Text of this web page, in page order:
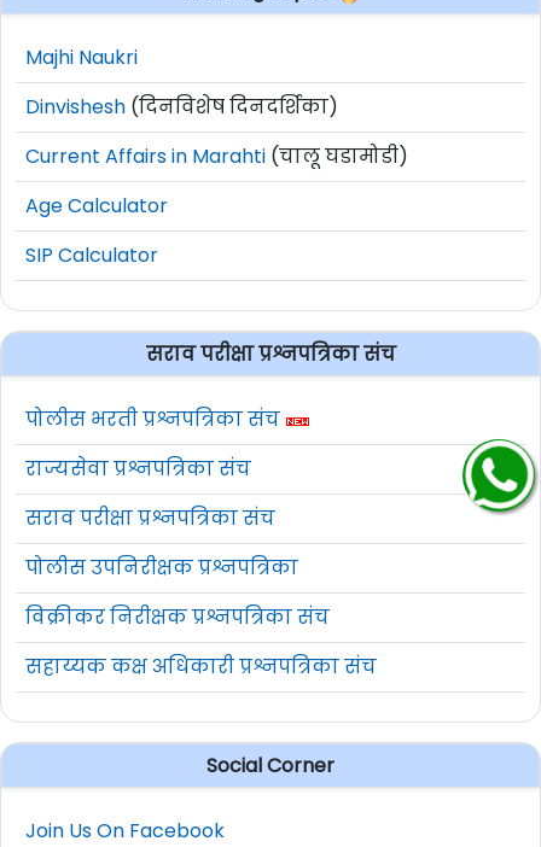
Majhi Naukri
Dinvishesh (दिनविशेष दिनदर्शिका)
Current Affairs in Marahti (चालू घडामोडी)
Age Calculator
SIP Calculator
सराव परीक्षा प्रश्नपत्रिका संच
पोलीस भरती प्रश्नपत्रिका संच
राज्यसेवा प्रश्नपत्रिका संच
सराव परीक्षा प्रश्नपत्रिका संच
पोलीस उपनिरीक्षक प्रश्नपत्रिका
विक्रीकर निरीक्षक प्रश्नपत्रिका संच
सहाय्यक कक्ष अधिकारी प्रश्नपत्रिका संच
Social Corner
Join Us On Facebook